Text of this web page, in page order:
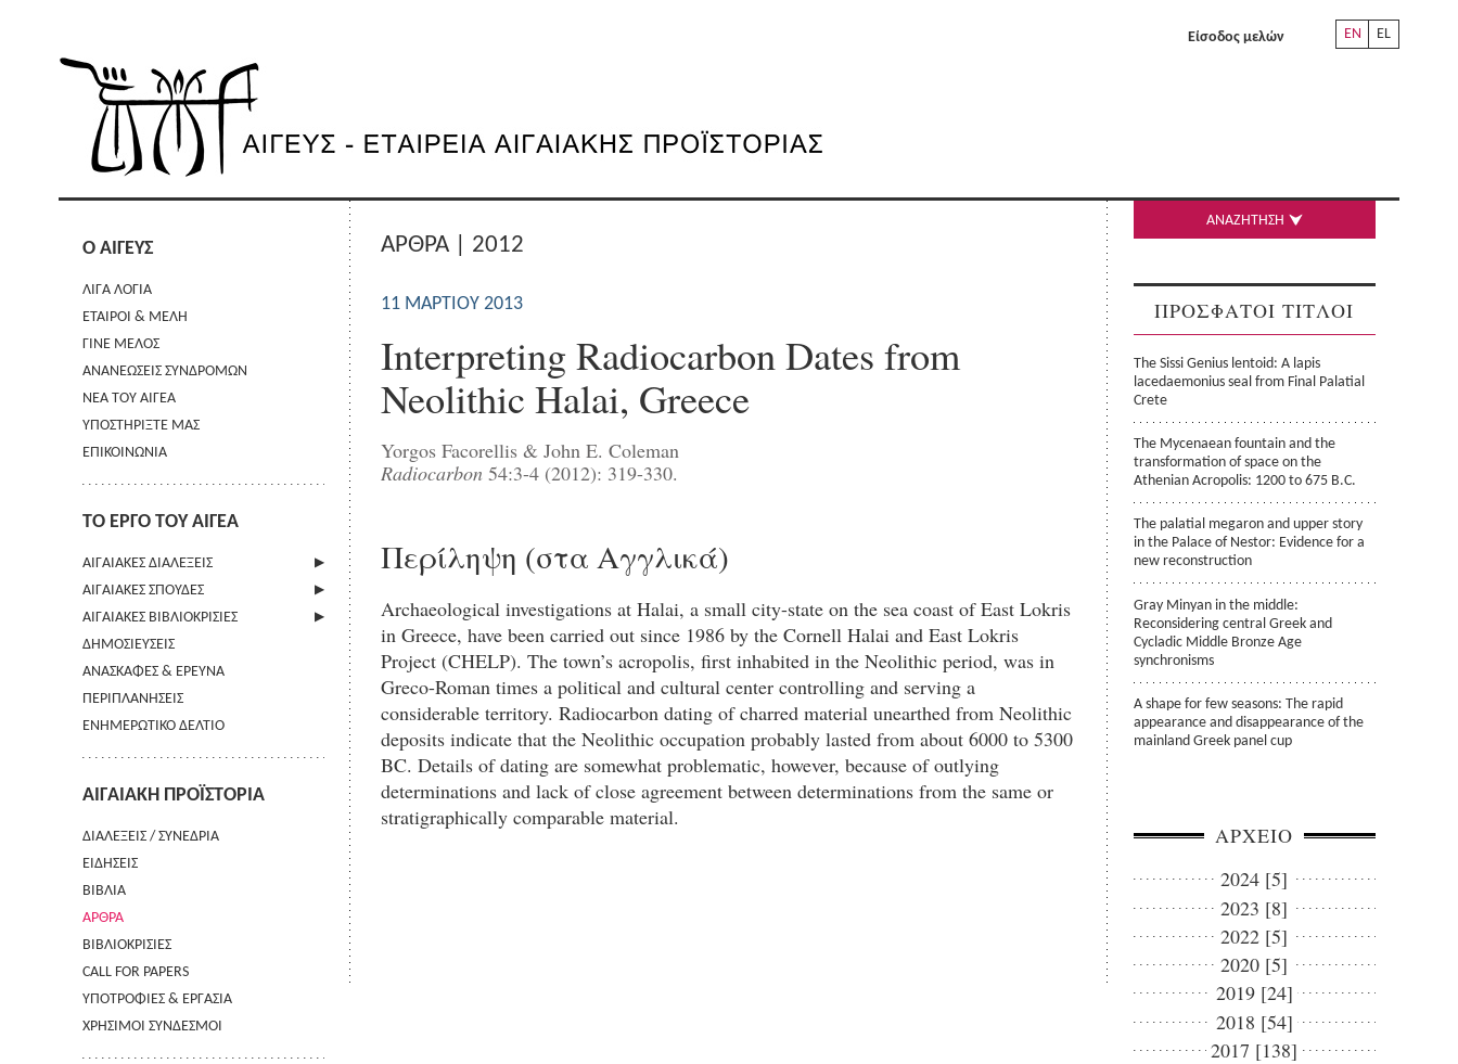
EN EL
Είσοδος μελών
Ο ΑΙΓΕΥΣ
ΛΙΓΑ ΛΟΓΙΑ
ΕΤΑΙΡΟΙ & ΜΕΛΗ
ΓΙΝΕ ΜΕΛΟΣ
ΑΝΑΝΕΩΣΕΙΣ ΣΥΝΔΡΟΜΩΝ
ΝΕΑ ΤΟΥ ΑΙΓΕΑ
ΥΠΟΣΤΗΡΙΞΤΕ ΜΑΣ
ΕΠΙΚΟΙΝΩΝΙΑ
ΤΟ ΕΡΓΟ ΤΟΥ ΑΙΓΕΑ
ΑΙΓΑΙΑΚΕΣ ΔΙΑΛΕΞΕΙΣ
ΠΛΗΡΟΦΟΡΙΕΣ
ΑΙΓΑΙΑΚΕΣ ΣΠΟΥΔΕΣ
ΠΛΗΡΟΦΟΡΙΕΣ
ΟΔΗΓΙΕΣ ΠΡΟΣ ΣΥΓΓΡΑΦΕΙΣ
ΟΡΟΙ ΧΡΗΣΗΣ
ΕΠΙΚΟΙΝΩΝΙΑ
ΑΙΓΑΙΑΚΕΣ ΒΙΒΛΙΟΚΡΙΣΙΕΣ
ΠΛΗΡΟΦΟΡΙΕΣ
ΔΗΜΟΣΙΕΥΣΕΙΣ
ΑΝΑΣΚΑΦΕΣ & ΕΡΕΥΝΑ
ΠΕΡΙΠΛΑΝΗΣΕΙΣ
ΕΝΗΜΕΡΩΤΙΚΟ ΔΕΛΤΙΟ
ΑΙΓΑΙΑΚΗ ΠΡΟΪΣΤΟΡΙΑ
ΔΙΑΛΕΞΕΙΣ / ΣΥΝΕΔΡΙΑ
ΕΙΔΗΣΕΙΣ
ΒΙΒΛΙΑ
ΑΡΘΡΑ
ΒΙΒΛΙΟΚΡΙΣΙΕΣ
CALL FOR PAPERS
ΥΠΟΤΡΟΦΙΕΣ & ΕΡΓΑΣΙΑ
ΧΡΗΣΙΜΟΙ ΣΥΝΔΕΣΜΟΙ
ΑΡΘΡΑ | 2012
11 ΜΑΡΤΊΟΥ 2013
Interpreting Radiocarbon Dates from
Neolithic Halai, Greece
Yorgos Facorellis & John E. Coleman
Radiocarbon54:3-4 (2012): 319-330.
Περίληψη (στα Αγγλικά)
Archaeological investigations at Halai, a small city-state on the sea coast of East Lokris
in Greece, have been carried out since 1986 by the Cornell Halai and East Lokris
Project (CHELP). The town’s acropolis, first inhabited in the Neolithic period, was in
Greco-Roman times a political and cultural center controlling and serving a
considerable territory. Radiocarbon dating of charred material unearthed from Neolithic
deposits indicate that the Neolithic occupation probably lasted from about 6000 to 5300
BC. Details of dating are somewhat problematic, however, because of outlying
determinations and lack of close agreement between determinations from the same or
stratigraphically comparable material.
ΑΝΑΖΗΤΗΣΗ
ΠΡΟΣΦΑΤΟΙ ΤΙΤΛΟΙ
The Sissi Genius lentoid: A lapis
lacedaemonius seal from Final Palatial
Crete
The Mycenaean fountain and the
transformation of space on the
Athenian Acropolis: 1200 to 675 B.C.
The palatial megaron and upper story
in the Palace of Nestor: Evidence for a
new reconstruction
Gray Minyan in the middle:
Reconsidering central Greek and
Cycladic Middle Bronze Age
synchronisms
A shape for few seasons: The rapid
appearance and disappearance of the
mainland Greek panel cup
ΑΡΧΕΙΟ
2024 [5]
2023 [8]
2022 [5]
2020 [5]
2019 [24]
2018 [54]
2017 [138]